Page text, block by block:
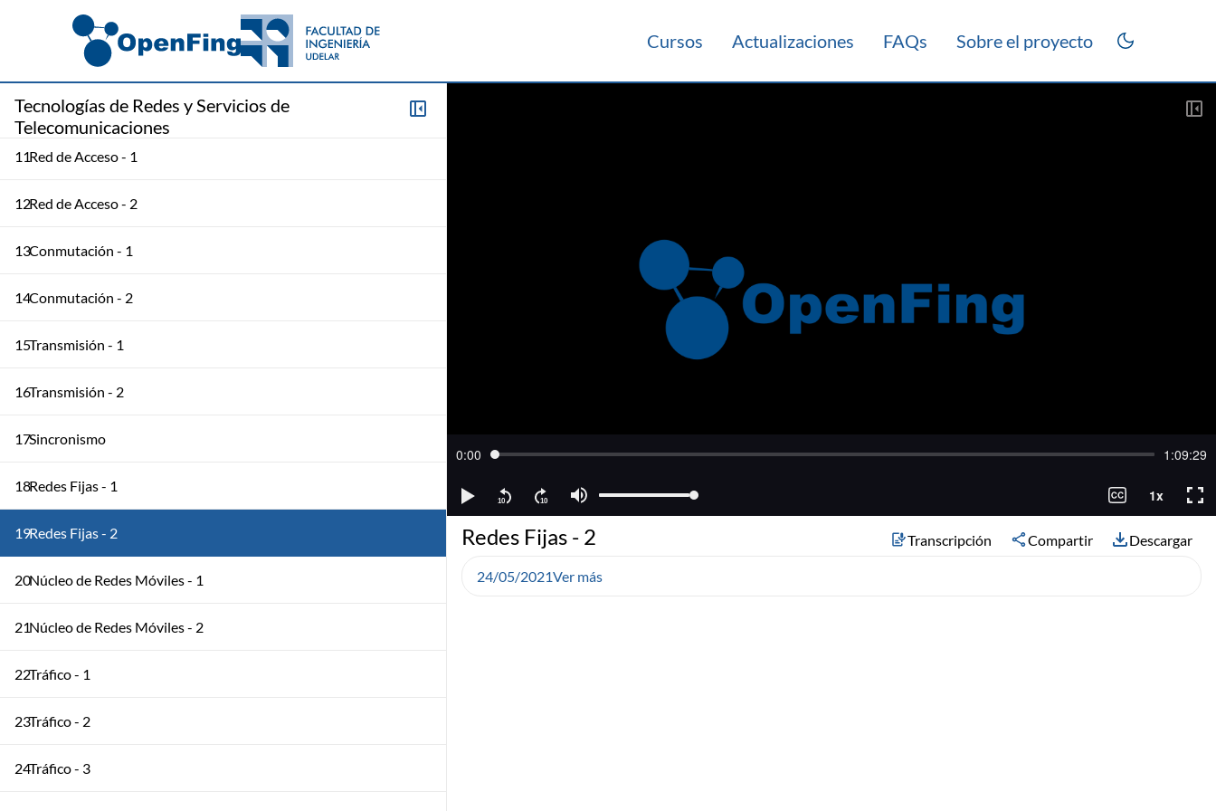
Cursos Actualizaciones FAQs Sobre el proyecto
Tecnologías de Redes y Servicios de
Telecomunicaciones
Señalización - 2
Señalización - 3
10Señalización - 4
11Red de Acceso - 1
12Red de Acceso - 2
13Conmutación - 1
14Conmutación - 2
15Transmisión - 1
16Transmisión - 2
17Sincronismo
18Redes Fijas - 1
19Redes Fijas - 2
20Núcleo de Redes Móviles - 1
21Núcleo de Redes Móviles - 2
22Tráfico - 1
23Tráfico - 2
24Tráfico - 3
Redes Fijas - 2 Transcripción Compartir Descargar
24/05/2021Ver más